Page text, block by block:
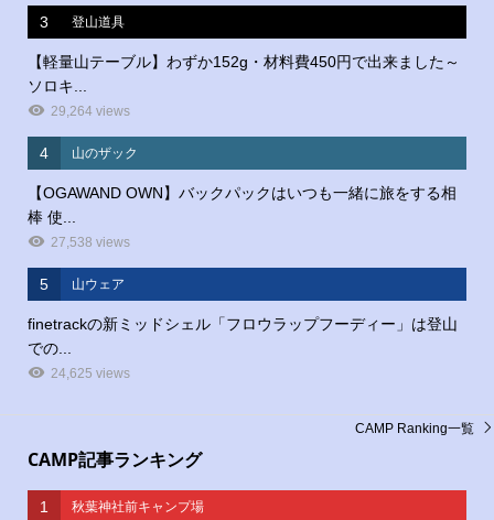
3 登山道具
【軽量山テーブル】わずか152g・材料費450円で出来ました～
ソロキ...
29,264 views
4 山のザック
【OGAWAND OWN】バックパックはいつも一緒に旅をする相
棒 使...
27,538 views
5 山ウェア
finetrackの新ミッドシェル「フロウラップフーディー」は登山
での...
24,625 views
CAMP記事ランキング
1 秋葉神社前キャンプ場
CAMP Ranking一覧